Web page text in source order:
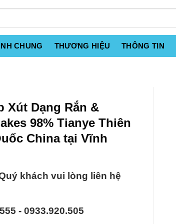
CHUNG THƯƠNG HIỆU THÔNG TIN
Xút Dạng Rắn &
98% Tianye Thiên
China tại Vĩnh
khách vui lòng liên hệ
- 0933.920.505